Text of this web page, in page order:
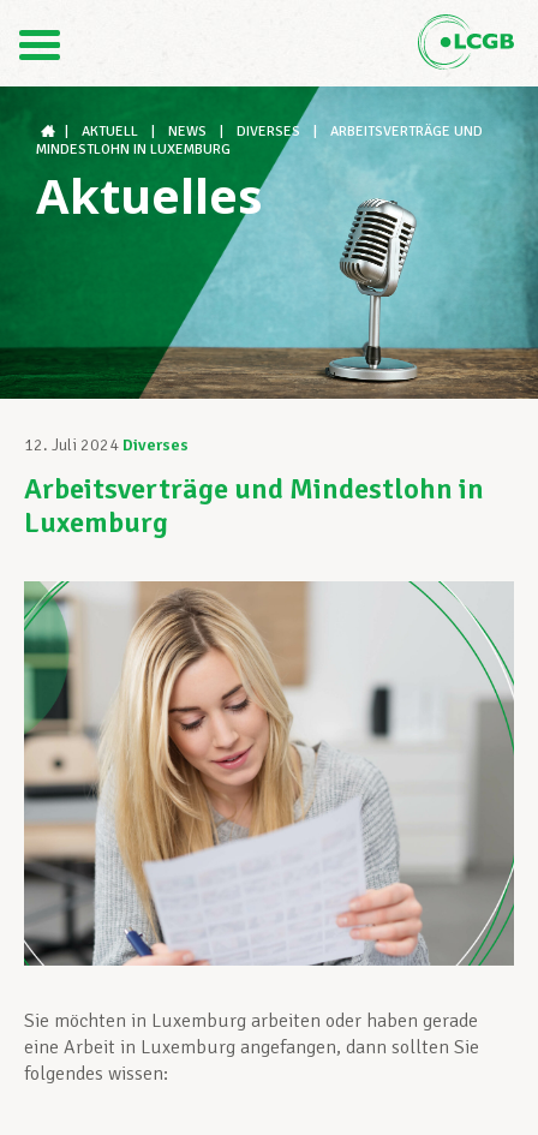
FR
Der LCGB
Gewerkschaftsstrukturen
Unterstützung im Arbeitsalltag
Ihre Rechte
Unterstützung im Privatleben
Berufliche Weiterentwicklung
Mitglied werden
Aktuell
AKTUELL NEWS DIVERSES
ARBEITSVERTRÄGE UND
MINDESTLOHN IN LUXEMBURG
Aktuelles
12. Juli 2024 Diverses
Arbeitsverträge und Mindestlohn in
Luxemburg
Sie möchten in Luxemburg arbeiten oder haben gerade
eine Arbeit in Luxemburg angefangen, dann sollten Sie
folgendes wissen: